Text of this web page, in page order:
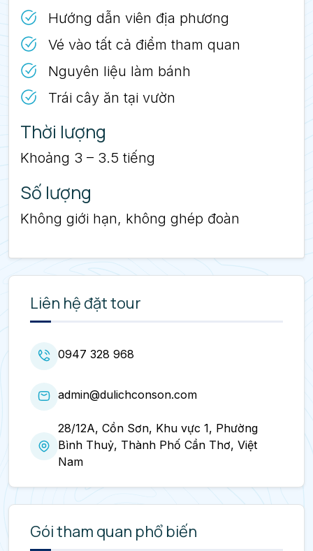
Hướng dẫn viên địa phương
Vé vào tất cả điểm tham quan
Nguyên liệu làm bánh
Trái cây ăn tại vườn
Thời lượng
Khoảng 3 – 3.5 tiếng
Số lượng
Không giới hạn, không ghép đoàn
Liên hệ đặt tour
0947 328 968
admin@dulichconson.com
28/12A, Cồn Sơn, Khu vực 1, Phường
Bình Thuỷ, Thành Phố Cần Thơ, Việt
Nam
Gói tham quan phổ biến